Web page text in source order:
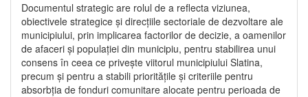
Documentul strategic are rolul de a reflecta viziunea,
obiectivele strategice și direcțiile sectoriale de dezvoltare ale
municipiului, prin implicarea factorilor de decizie, a oamenilor
de afaceri și populației din municipiu, pentru stabilirea unui
consens în ceea ce privește viitorul municipiului Slatina,
precum și pentru a stabili prioritățile și criteriile pentru
absorbția de fonduri comunitare alocate pentru perioada de